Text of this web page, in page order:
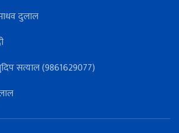
दुलाल
सत्याल (9861629077)